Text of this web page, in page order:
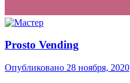
Prosto Vending
Опубликовано 28 ноября, 2020